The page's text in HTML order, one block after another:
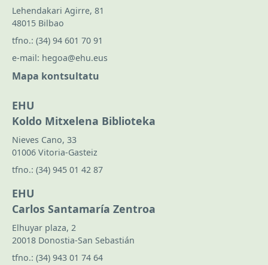
Lehendakari Agirre, 81
48015 Bilbao
tfno.: (34) 94 601 70 91
e-mail: hegoa@ehu.eus
Mapa kontsultatu
EHU
Koldo Mitxelena Biblioteka
Nieves Cano, 33
01006 Vitoria-Gasteiz
tfno.: (34) 945 01 42 87
EHU
Carlos Santamaría Zentroa
Elhuyar plaza, 2
20018 Donostia-San Sebastián
tfno.: (34) 943 01 74 64